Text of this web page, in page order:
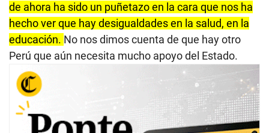
de ahora ha sido un puñetazo en la cara que nos ha
hecho ver que hay desigualdades en la salud, en la
educación. No nos dimos cuenta de que hay otro
Perú que aún necesita mucho apoyo del Estado.